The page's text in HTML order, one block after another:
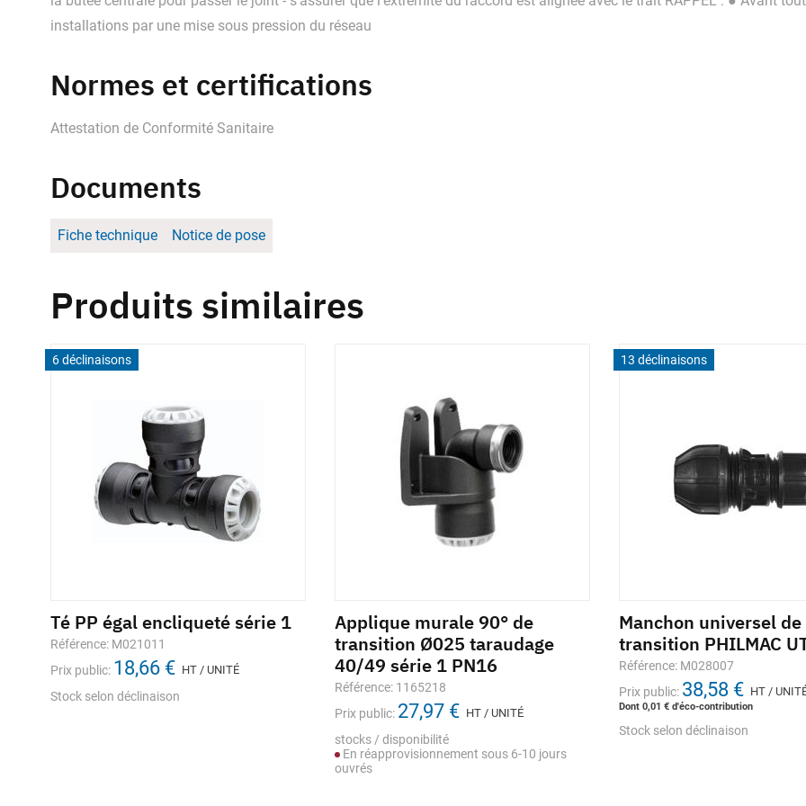
installations par une mise sous pression du réseau
Normes et certifications
Attestation de Conformité Sanitaire
Documents
Fiche technique Notice de pose
Produits similaires
6 déclinaisons
Té PP égal encliqueté série 1
Référence: M021011
Prix public: 18,66 € HT / UNITÉ
Stock selon déclinaison
Applique murale 90° de
transition Ø025 taraudage
40/49 série 1 PN16
Référence: 1165218
Prix public: 27,97 € HT / UNITÉ
stocks / disponibilité
En réapprovisionnement sous 6-10 jours
ouvrés
13 déclinaisons
Manchon universel de
transition PHILMAC
Référence: M028007
Prix public: 38,58 € HT /
Dont 0,01 € d'éco-contribution
Stock selon déclinaison